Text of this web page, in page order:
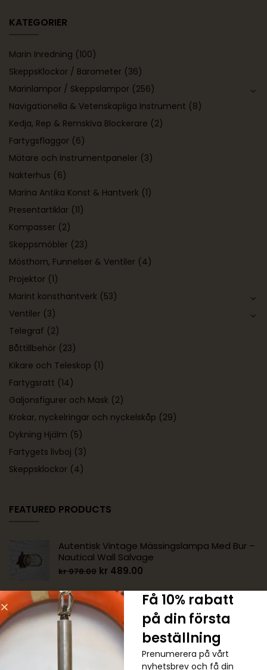
KATEGORIER
Marin Inredning (100)
SkeppsKlockor / Barometer (36)
Marinlampor / Skeppslampor (256)
Navigationella & Vetenskapliga Instrument (8)
Kedja, Rep & Remskiva Blockerare (2)
Fartygsflaggor (6)
Mätare och Instrumentpaneler (3)
Nakterhus (6)
Marina Antika Konst & Hantverk (1)
Presentartiklar (11)
Kompasser (2)
Skeppsmöbler (23)
Mösthorn, Funnelser & Ventiler (4)
Projektor (1)
Marint konsthantverk (53)
Ventiler (3)
Telegraf (2)
Båttillbehör (23)
Kikare och Teleskop (1)
Fartygsratt (14)
Galjonsfigurer och Mask (2)
Krokar, nyckelringar och nyckelskåp (29)
Dykning Hjälm (5)
Fartygets livboj (3)
Skeppsklockor (4)
FEATURED PRODUCTS
Autentisk Vintage Mässingslampa Med Bur –
Nautical Wall Salvage
kr978.00 kr 489.00
Autentisk Vintage Mässing 90 Graders
Nautisk Vägglampa
1,467.00 kr1,222.00
Få 10% rabatt
på din första
beställning
Prenumerera på vårt
nyhetsbrev och få din